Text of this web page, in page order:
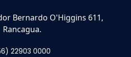
Bernardo O'Higgins 611,
Rancagua.
22903 0000